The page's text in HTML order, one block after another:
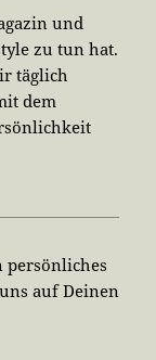
und
zu tun hat.
täglich
dem
auf Deinen